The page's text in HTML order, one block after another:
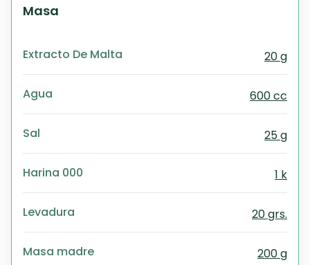
Masa
Extracto De Malta 20 g
Agua 600 cc
Sal 25 g
Harina 000 1 k
Levadura 20 grs.
Masa madre 200 g